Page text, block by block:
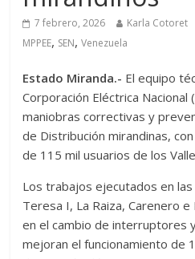
7 febrero, 2026 Karla Cotoret
MPPEE, SEN,Venezuela
Estado Miranda.- El equipo
Corporación Eléctrica Nacional
maniobras correctivas y
de Distribución mirandinas,
de 115 mil usuarios de los
Los trabajos ejecutados en
Teresa I, La Raiza, Carenero
en el cambio de interruptores
mejoran el funcionamiento de